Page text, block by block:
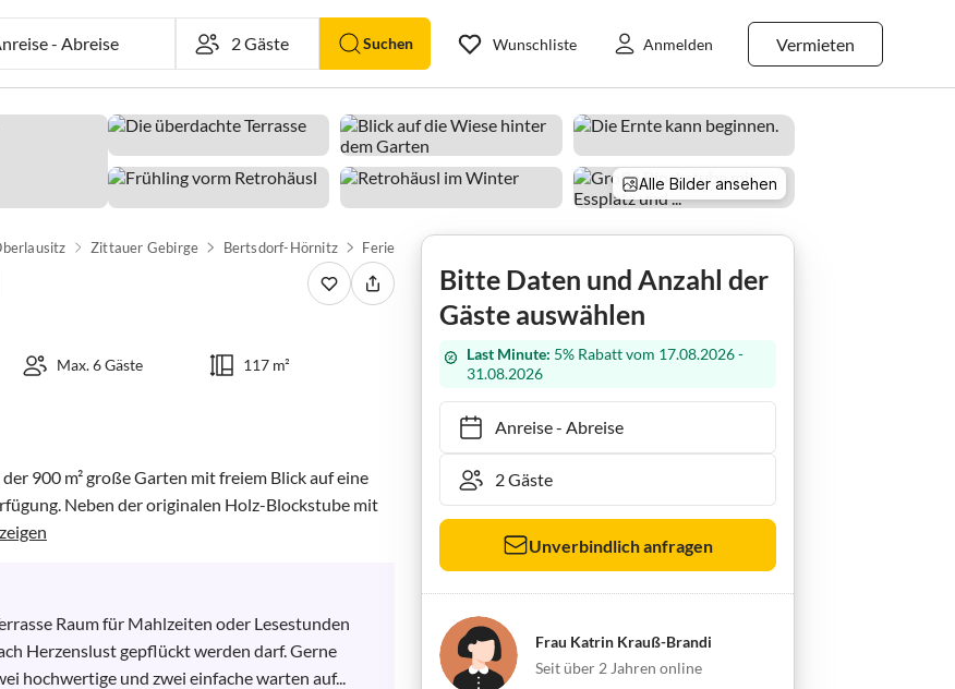
-Abreise Suchen Vermieten
Wunschliste Anmelden
Alle Bilder ansehen
Zittauer Gebirge Bertsdorf-Hörnitz Ferienhaus Retrohäusl
Max. 6 Gäste 117 m²
900 m² große Garten mit freiem Blick auf eine
Neben der originalen Holz-Blockstube mit
Raum für Mahlzeiten oder Lesestunden
Herzenslust gepflückt werden darf. Gerne
hochwertige und zwei einfache warten auf...
Bitte Daten und Anzahl der
Gäste auswählen
Last Minute: 5% Rabatt vom 17.08.2026 -
31.08.2026
Anreise- Abreise
Unverbindlich anfragen
Frau Katrin Krauß-Brandi
Seit über 2 Jahren online